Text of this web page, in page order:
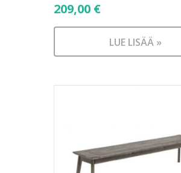
209,00 €
LUE LISÄÄ »